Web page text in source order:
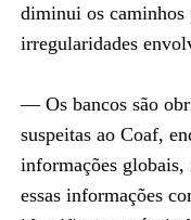
diminui os caminhos
irregularidades
— Os bancos são
suspeitas ao Coaf,
informações globais,
essas informações